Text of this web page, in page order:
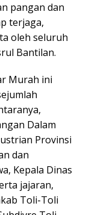
pangan dan
terjaga,
oleh seluruh
Bantilan.
Murah ini
Dalam
Provinsi
dan
Kepala Dinas
jajaran,
Toli-Toli